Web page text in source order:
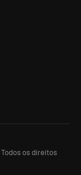
Todos os direitos